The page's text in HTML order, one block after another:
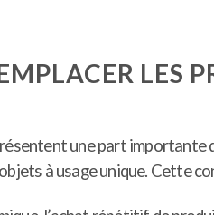
LES
une part importante
à usage unique. Cette